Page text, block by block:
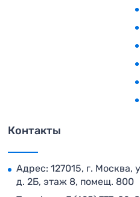
Контакты
Адрес: 127015, г. Москва,
д. 2Б, этаж 8, помещ. 800